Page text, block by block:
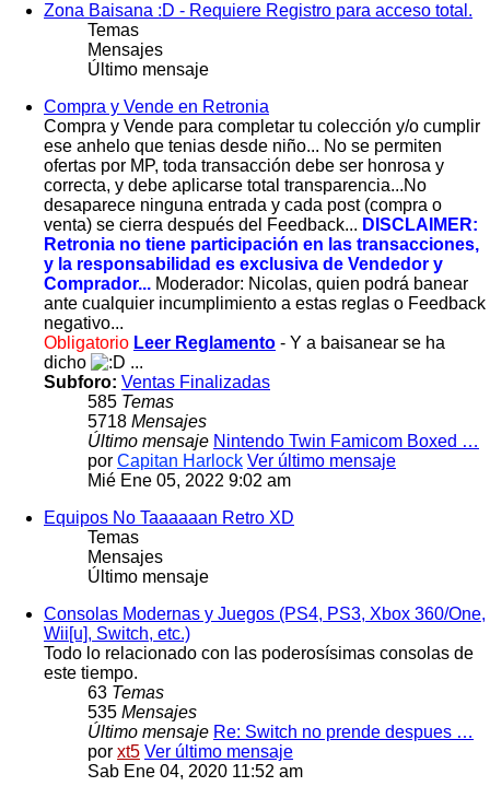
Zona Baisana :D - Requiere Registro para acceso total.
Temas
Mensajes
Último mensaje
Compra y Vende en Retronia
Compra y Vende para completar tu colección y/o cumplir
ese anhelo que tenias desde niño... No se permiten
ofertas por MP, toda transacción debe ser honrosa y
correcta, y debe aplicarse total transparencia...No
desaparece ninguna entrada y cada post (compra o
venta) se cierra después del Feedback... DISCLAIMER:
Retronia no tiene participación en las transacciones,
y la responsabilidad es exclusiva de Vendedor y
Comprador... Moderador: Nicolas, quien podrá banear
ante cualquier incumplimiento a estas reglas o Feedback
negativo...
Obligatorio Leer Reglamento - Y a baisanear se ha
dicho
...
Subforo: Ventas Finalizadas
585 Temas
5718 Mensajes
Último mensaje Nintendo Twin Famicom Boxed …
por Capitan Harlock Ver último mensaje
Mié Ene 05, 2022 9:02 am
Equipos No Taaaaaan Retro XD
Temas
Mensajes
Último mensaje
Consolas Modernas y Juegos (PS4, PS3, Xbox 360/One,
Wii[u], Switch, etc.)
Todo lo relacionado con las poderosísimas consolas de
este tiempo.
63 Temas
535 Mensajes
Último mensaje Re: Switch no prende despues …
por xt5 Ver último mensaje
Sab Ene 04, 2020 11:52 am